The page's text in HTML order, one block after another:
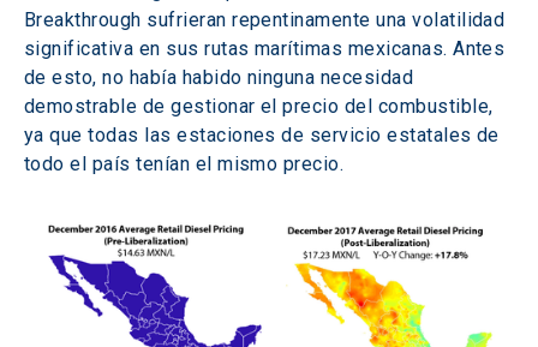
Breakthrough sufrieran repentinamente una volatilidad
significativa en sus rutas marítimas mexicanas. Antes
de esto, no había habido ninguna necesidad
demostrable de gestionar el precio del combustible,
ya que todas las estaciones de servicio estatales de
todo el país tenían el mismo precio.